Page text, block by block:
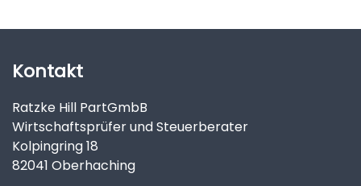
Kontakt
Ratzke Hill PartGmbB
Wirtschaftsprüfer und Steuerberater
Kolpingring 18
82041 Oberhaching